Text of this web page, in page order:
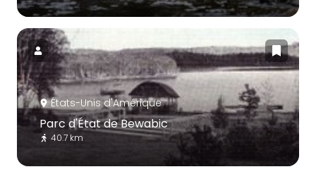
États-Unis d'Amérique
Parc d'État de Bewabic
40.7 km